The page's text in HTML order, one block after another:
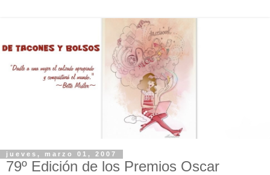
jueves, marzo 01, 2007
79º Edición de los Premios Oscar